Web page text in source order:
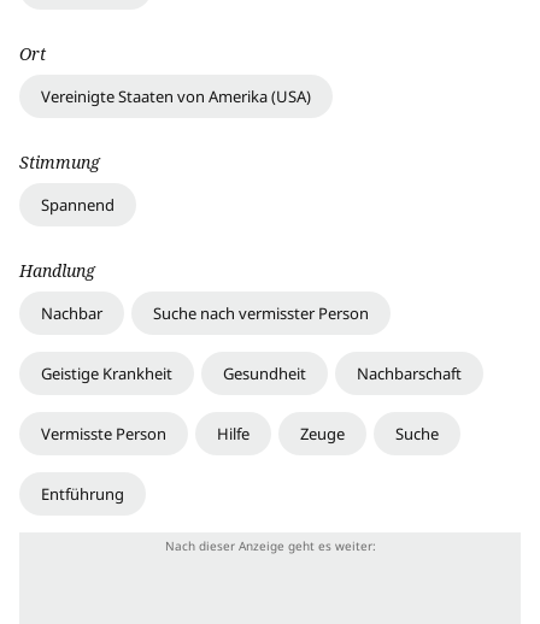
Ort
Vereinigte Staaten von Amerika (USA)
Stimmung
Spannend
Handlung
Nachbar Suche nach vermisster Person
Geistige Krankheit Gesundheit Nachbarschaft
Vermisste Person Hilfe Zeuge Suche
Entführung